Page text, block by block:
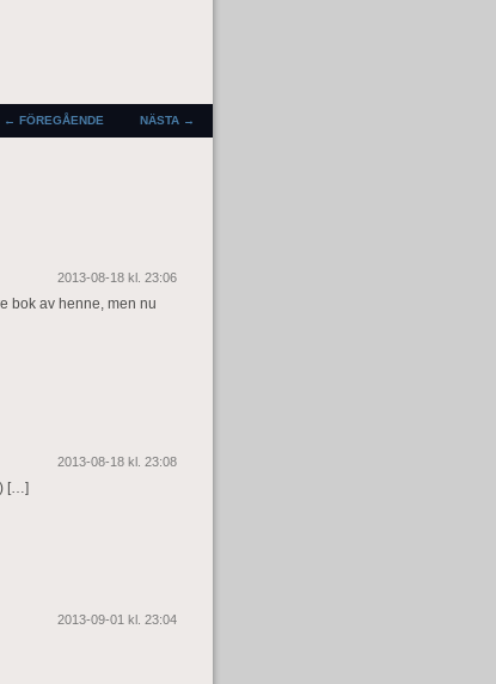
INLÄGGSNAVIGERING
← FÖREGÅENDE NÄSTA →
2013-08-18 kl. 23:06
bok av henne, men nu
2013-08-18 kl. 23:08
[…]
2013-09-01 kl. 23:04